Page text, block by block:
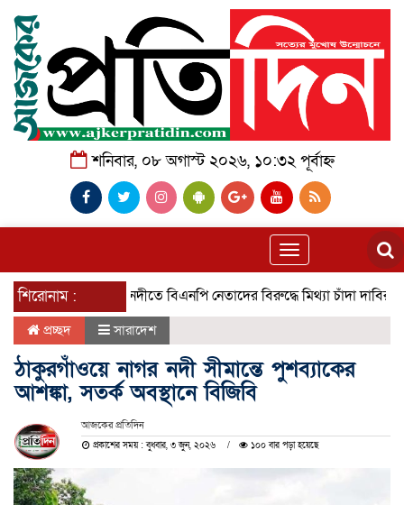
শনিবার, ০৮ অগাস্ট ২০২৬, ১০:৩২ পূর্বাহ্ন
Toggle
navigation
শিরোনাম :গৌরনদীতে বিএনপি নেতাদের বিরুদ্ধে মিথ্যা চাঁদা দাবির অভিযোগের
প্রচ্ছদ সারাদেশ
ঠাকুরগাঁওয়ে নাগর নদী সীমান্তে পুশব্যাকের
আশঙ্কা, সতর্ক অবস্থানে বিজিবি
আজকের প্রতিদিন
প্রকাশের সময় : বুধবার, ৩ জুন, ২০২৬ ১০০ বার পড়া হয়েছে